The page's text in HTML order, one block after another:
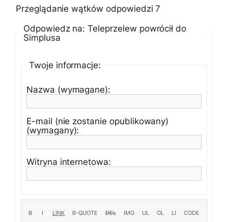
Przeglądanie wątków odpowiedzi 7
Odpowiedz na: Teleprzelew powrócił do
Simplusa
Twoje informacje:
Nazwa (wymagane):
E-mail (nie zostanie opublikowany)
(wymagany):
Witryna internetowa: